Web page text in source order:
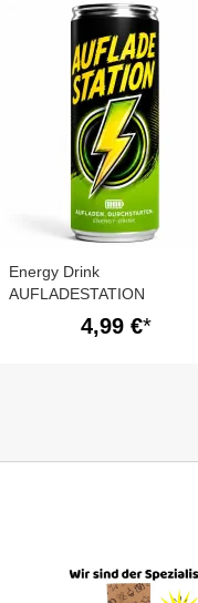
Energy Drink
AUFLADESTATION
4,99 €